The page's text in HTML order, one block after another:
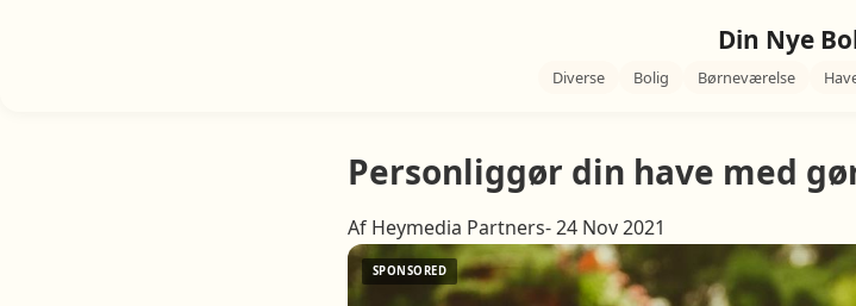
Din Nye
Diverse Bolig Børneværelse
Personliggør din have med
Af Heymedia Partners- 24 Nov 2021